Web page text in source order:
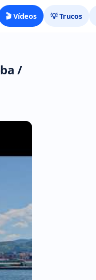
🎬 Vídeos 💡 Trucos
/